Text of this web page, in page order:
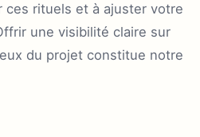
ces rituels et à ajuster votre
une visibilité claire sur
du projet constitue notre